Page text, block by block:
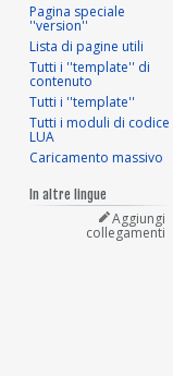
Pagina speciale
''version''
Lista di pagine utili
Tutti i ''template'' di
contenuto
Tutti i ''template''
Tutti i moduli di codice
LUA
Caricamento massivo
In altre lingue
Aggiungi
collegamenti